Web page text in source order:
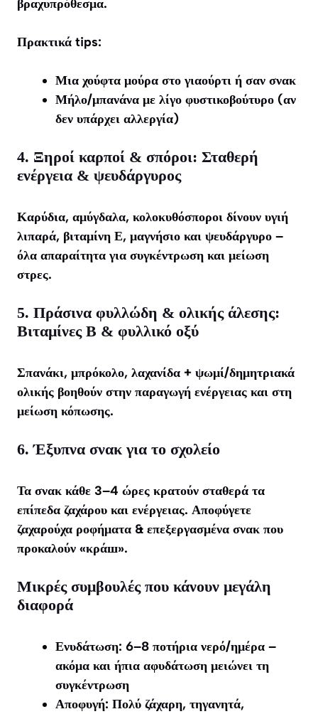
βραχυπρόθεσμα.
Πρακτικά tips:
Μια χούφτα μούρα στο γιαούρτι ή σαν σνακ
Μήλο/μπανάνα με λίγο φυστικοβούτυρο (αν
δεν υπάρχει αλλεργία)
4. Ξηροί καρποί & σπόροι: Σταθερή
ενέργεια & ψευδάργυρος
Καρύδια, αμύγδαλα, κολοκυθόσποροι δίνουν υγιή
λιπαρά, βιταμίνη Ε, μαγνήσιο και ψευδάργυρο –
όλα απαραίτητα για συγκέντρωση και μείωση
στρες.
5. Πράσινα φυλλώδη & ολικής άλεσης:
Βιταμίνες Β & φυλλικό οξύ
Σπανάκι, μπρόκολο, λαχανίδα + ψωμί/δημητριακά
ολικής βοηθούν στην παραγωγή ενέργειας και στη
μείωση κόπωσης.
6. Έξυπνα σνακ για το σχολείο
Τα σνακ κάθε 3–4 ώρες κρατούν σταθερά τα
επίπεδα ζαχάρου και ενέργειας. Αποφύγετε
ζαχαρούχα ροφήματα & επεξεργασμένα σνακ που
προκαλούν «κράш».
Μικρές συμβουλές που κάνουν μεγάλη
διαφορά
Ενυδάτωση: 6–8 ποτήρια νερό/ημέρα –
ακόμα και ήπια αφυδάτωση μειώνει τη
συγκέντρωση
Αποφυγή: Πολύ ζάχαρη, τηγανητά,